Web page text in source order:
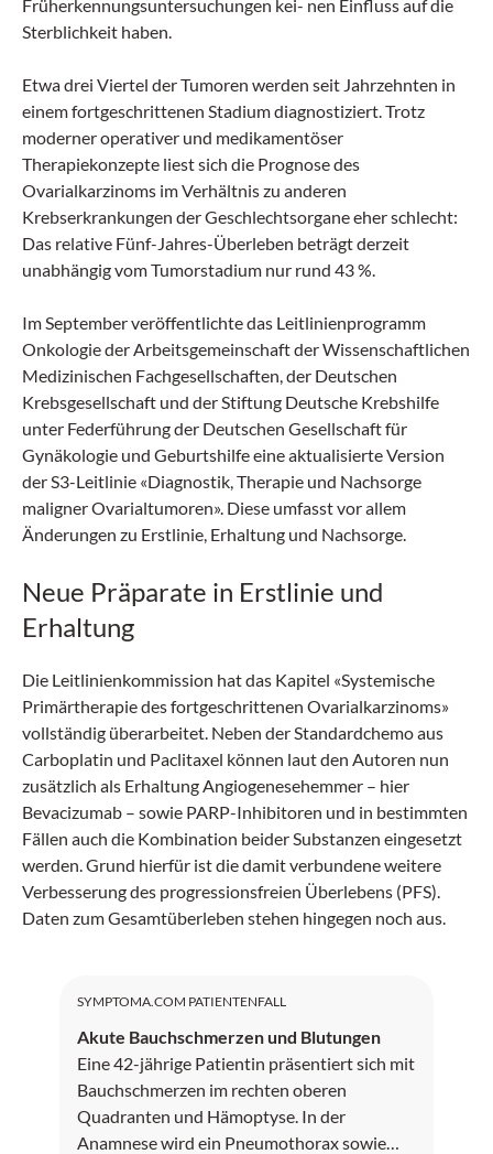
Früherkennungsuntersuchungen kei- nen Einfluss auf die
Sterblichkeit haben.
Etwa drei Viertel der Tumoren werden seit Jahrzehnten in
einem fortgeschrittenen Stadium diagnostiziert. Trotz
moderner operativer und medikamentöser
Therapiekonzepte liest sich die Prognose des
Ovarialkarzinoms im Verhältnis zu anderen
Krebserkrankungen der Geschlechtsorgane eher schlecht:
Das relative Fünf-Jahres-Überleben beträgt derzeit
unabhängig vom Tumorstadium nur rund 43 %.
Im September veröffentlichte das Leitlinienprogramm
Onkologie der Arbeitsgemeinschaft der Wissenschaftlichen
Medizinischen Fachgesellschaften, der Deutschen
Krebsgesellschaft und der Stiftung Deutsche Krebshilfe
unter Federführung der Deutschen Gesellschaft für
Gynäkologie und Geburtshilfe eine aktualisierte Version
der S3-Leitlinie «Diagnostik, Therapie und Nachsorge
maligner Ovarialtumoren». Diese umfasst vor allem
Änderungen zu Erstlinie, Erhaltung und Nachsorge.
Neue Präparate in Erstlinie und
Erhaltung
Die Leitlinienkommission hat das Kapitel «Systemische
Primärtherapie des fortgeschrittenen Ovarialkarzinoms»
vollständig überarbeitet. Neben der Standardchemo aus
Carboplatin und Paclitaxel können laut den Autoren nun
zusätzlich als Erhaltung Angiogenesehemmer – hier
Bevacizumab – sowie PARP-Inhibitoren und in bestimmten
Fällen auch die Kombination beider Substanzen eingesetzt
werden. Grund hierfür ist die damit verbundene weitere
Verbesserung des progressionsfreien Überlebens (PFS).
Daten zum Gesamtüberleben stehen hingegen noch aus.
SYMPTOMA.COM PATIENTENFALL
Akute Bauchschmerzen und Blutungen
Eine 42-jährige Patientin präsentiert sich mit
Bauchschmerzen im rechten oberen
Quadranten und Hämoptyse. In der
Anamnese wird ein Pneumothorax sowie